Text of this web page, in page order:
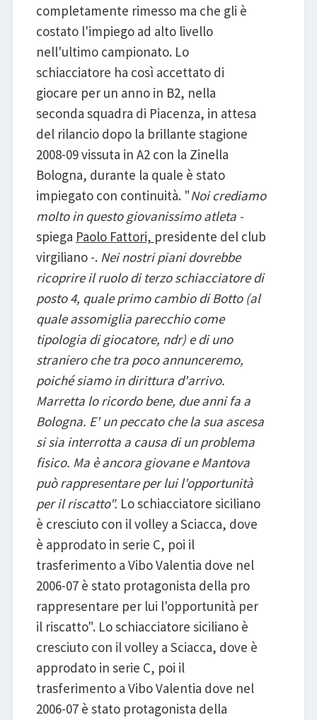
completamente rimesso ma che gli è
costato l'impiego ad alto livello
nell'ultimo campionato. Lo
schiacciatore ha così accettato di
giocare per un anno in B2, nella
seconda squadra di Piacenza, in attesa
del rilancio dopo la brillante stagione
2008-09 vissuta in A2 con la Zinella
Bologna, durante la quale è stato
impiegato con continuità. "Noi crediamo
molto in questo giovanissimo atleta -
spiega Paolo Fattori, presidente del club
virgiliano -. Nei nostri piani dovrebbe
ricoprire il ruolo di terzo schiacciatore di
posto 4, quale primo cambio di Botto (al
quale assomiglia parecchio come
tipologia di giocatore, ndr) e di uno
straniero che tra poco annunceremo,
poiché siamo in dirittura d'arrivo.
Marretta lo ricordo bene, due anni fa a
Bologna. E' un peccato che la sua ascesa
si sia interrotta a causa di un problema
fisico. Ma è ancora giovane e Mantova
può rappresentare per lui l'opportunità
per il riscatto". Lo schiacciatore siciliano
è cresciuto con il volley a Sciacca, dove
è approdato in serie C, poi il
trasferimento a Vibo Valentia dove nel
2006-07 è stato protagonista della pro
rappresentare per lui l'opportunità per
il riscatto". Lo schiacciatore siciliano è
cresciuto con il volley a Sciacca, dove è
approdato in serie C, poi il
trasferimento a Vibo Valentia dove nel
2006-07 è stato protagonista della